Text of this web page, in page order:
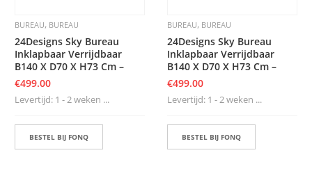
BUREAU, BUREAU
24Designs Sky Bureau
Inklapbaar Verrijdbaar
B140 X D70 X H73 Cm –
€499.00
Levertijd: 1 - 2 weken ...
BESTEL BIJ FONQ
BUREAU, BUREAU
24Designs Sky Bureau
Inklapbaar Verrijdbaar
B140 X D70 X H73 Cm –
€499.00
Levertijd: 1 - 2 weken ...
BESTEL BIJ FONQ